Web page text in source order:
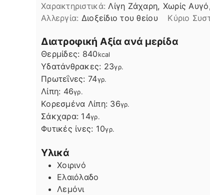
Χαρακτηριστικά: Λίγη Ζάχαρη, Χωρίς
Αλλεργία: Διοξείδιο του θείου Kύριο
Διατροφική Αξία ανά μερίδα
Θερμίδες: 840kcal
Υδατάνθρακες: 23γρ.
Πρωτεΐνες: 74γρ.
Λίπη
Λίπη: 46γρ.
Κορεσμένα Λίπη: 36γρ.
Σάκχαρα: 14γρ.
Φυτικές ίνες: 10γρ.
Υλικά
Χοιρινό
Ελαιόλαδο
Λεμόνι